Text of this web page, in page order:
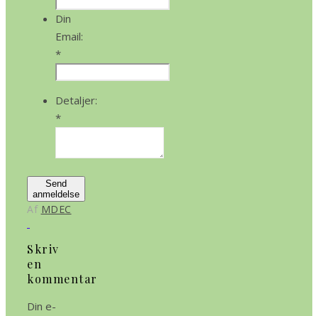
Din
Email:
*
Detaljer:
*
Send
anmeldelse
Af MDEC
Skriv
en
kommentar
Din e-